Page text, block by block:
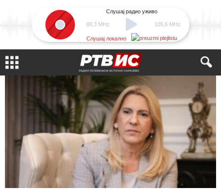
88,3 MHz
Слушај радио уживо
105,6 MHz
Слушај локално